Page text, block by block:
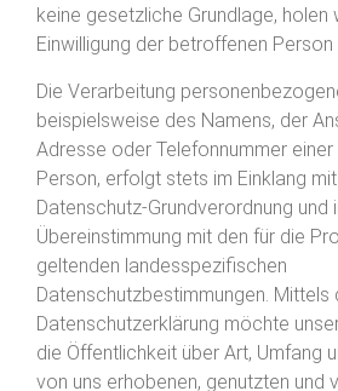
keine gesetzliche Grundlage, holen
Einwilligung der betroffenen Person
Die Verarbeitung
beispielsweise des Namens, der
Adresse oder Telefonnummer
Person, erfolgt stets im Einklang
Datenschutz-Grundverordnung und
Übereinstimmung mit den für die
geltenden landesspezifischen
Datenschutzbestimmungen. Mittels
Datenschutzerklärung möchte
die Öffentlichkeit über Art, Umfang
von uns erhobenen, genutzten und